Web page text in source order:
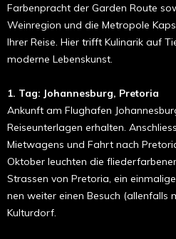
Farbenpracht der Garden Route
Weinregion und die Metropole
Ihrer Reise. Hier trifft Kulinarik auf
moderne Lebenskunst.
1. Tag: Johannesburg, Pretoria
Ankunft am Flughafen
Reiseunterlagen erhalten.
Mietwagens und Fahrt nach
Oktober leuchten die
Strassen von Pretoria, ein
nen weiter einen Besuch (allenfalls
Kulturdorf.